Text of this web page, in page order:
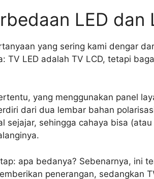
LED dan
yang sering kami dengar
TV LED adalah TV LCD, tetapi
yang menggunakan panel
dari dua lembar bahan
sehingga cahaya bisa
apa bedanya? Sebenarnya, ini
penerangan, sedangkan